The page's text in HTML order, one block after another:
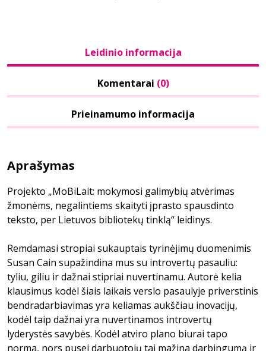
Leidinio informacija
Komentarai (0)
Prieinamumo informacija
Aprašymas
Projekto „MoBiLait: mokymosi galimybių atvėrimas
žmonėms, negalintiems skaityti įprasto spausdinto
teksto, per Lietuvos bibliotekų tinklą“ leidinys.
Remdamasi stropiai sukauptais tyrinėjimų duomenimis
Susan Cain supažindina mus su introvertų pasauliu:
tyliu, giliu ir dažnai stipriai nuvertinamu. Autorė kelia
klausimus kodėl šiais laikais verslo pasaulyje priverstinis
bendradarbiavimas yra keliamas aukščiau inovacijų,
kodėl taip dažnai yra nuvertinamos introvertų
lyderystės savybės. Kodėl atviro plano biurai tapo
norma, nors pusei darbuotojų tai mažina darbingumą ir